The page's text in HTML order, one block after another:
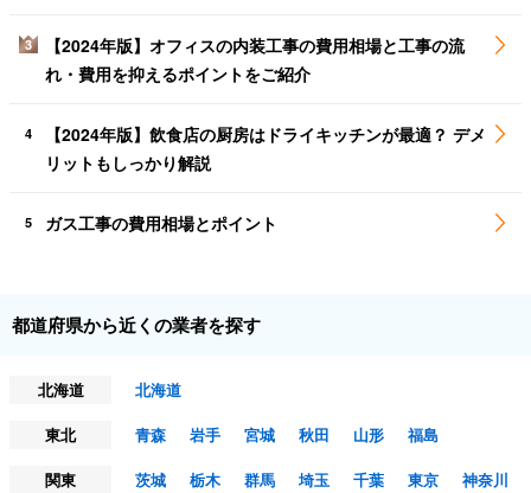
3
【2024年版】オフィスの内装工事の費用相場と工事の流
れ・費用を抑えるポイントをご紹介
4
【2024年版】飲食店の厨房はドライキッチンが最適？ デメ
リットもしっかり解説
5 ガス工事の費用相場とポイント
都道府県から近くの業者を探す
北海道
北海道
東北
青森 岩手 宮城 秋田 山形
福島
関東
茨城 栃木 群馬 埼玉 千葉 東京
神奈川